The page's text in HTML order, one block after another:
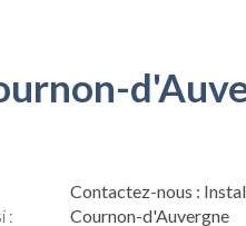
:
Contactez-nous :
Cournon-d'Auvergne